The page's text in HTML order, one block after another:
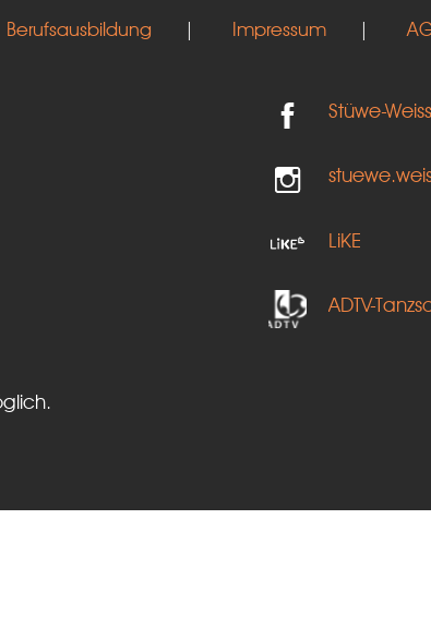
Berufsausbildung | Impressum |
Stüwe-
LiKE
ADTV-